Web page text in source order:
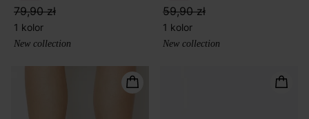
79,90 zł
1 kolor
New collection
59,90 zł
1 kolor
New collection